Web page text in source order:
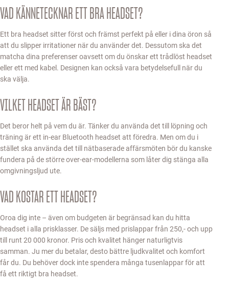
VAD KÄNNETECKNAR ETT BRA HEADSET?
Ett bra headset sitter först och främst perfekt på eller i dina öron så
att du slipper irritationer när du använder det. Dessutom ska det
matcha dina preferenser oavsett om du önskar ett trådlöst headset
eller ett med kabel. Designen kan också vara betydelsefull när du
ska välja.
VILKET HEADSET ÄR BÄST?
Det beror helt på vem du är. Tänker du använda det till löpning och
träning är ett in-ear Bluetooth headset att föredra. Men om du i
stället ska använda det till nätbaserade affärsmöten bör du kanske
fundera på de större over-ear-modellerna som låter dig stänga alla
omgivningsljud ute.
VAD KOSTAR ETT HEADSET?
Oroa dig inte – även om budgeten är begränsad kan du hitta
headset i alla prisklasser. De säljs med prislappar från 250,- och upp
till runt 20 000 kronor. Pris och kvalitet hänger naturligtvis
samman. Ju mer du betalar, desto bättre ljudkvalitet och komfort
får du. Du behöver dock inte spendera många tusenlappar för att
få ett riktigt bra headset.